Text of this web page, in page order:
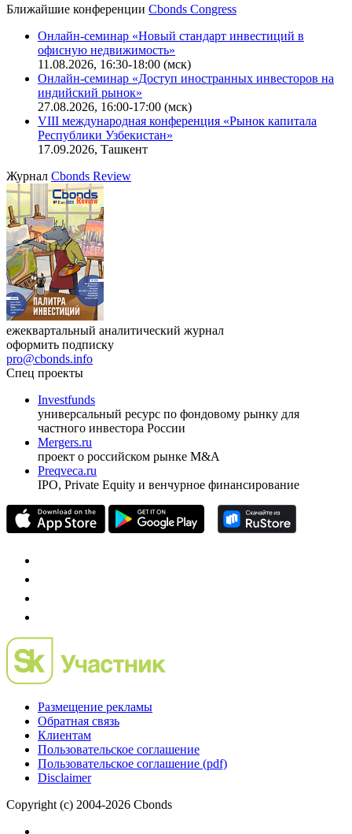
Поиск котировок облигаций
Ближайшие конференцииCbonds Congress
Онлайн-семинар «Новый стандарт инвестиций в
офисную недвижимость»
11.08.2026, 16:30-18:00 (мск)
Онлайн-семинар «Доступ иностранных инвесторов на
индийский рынок»
VIII международная конференция «Рынок капитала
Республики Узбекистан»
17.09.2026, Ташкент
ЖурналCbonds Review
ежеквартальный аналитический журнал
оформить подписку
pro@cbonds.info
Спец проекты
Investfunds
универсальный ресурс по фондовому рынку для
частного инвестора России
проект о российском рынке M&A
Preqveca.ru
Размещение рекламы
Обратная связь
Пользовательское соглашение